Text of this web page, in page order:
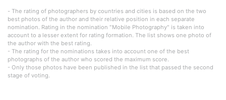
- The rating of photographers by countries and cities is based on the two
best photos of the author and their relative position in each separate
nomination. Rating in the nomination "Mobile Photography" is taken into
account to a lesser extent for rating formation. The list shows one photo of
the author with the best rating.
- The rating for the nominations takes into account one of the best
photographs of the author who scored the maximum score.
- Only those photos have been published in the list that passed the second
stage of voting.